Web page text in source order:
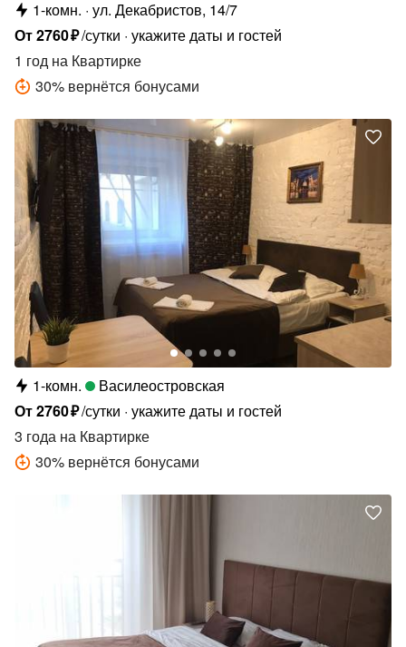
1-комн. ул. Декабристов, 14/7
От2760₽/сутки укажите даты и гостей
1 год на Квартирке
30% вернётся бонусами
1-комн.
Василеостровская
От2760₽/сутки укажите даты и гостей
3 года на Квартирке
30% вернётся бонусами